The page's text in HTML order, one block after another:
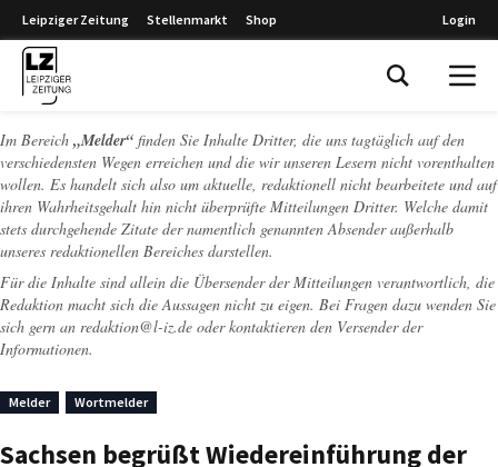
Leipziger Zeitung Stellenmarkt Shop Login
Im Bereich „Melder“ finden Sie Inhalte Dritter, die uns tagtäglich auf den
verschiedensten Wegen erreichen und die wir unseren Lesern nicht vorenthalten
wollen. Es handelt sich also um aktuelle, redaktionell nicht bearbeitete und auf
ihren Wahrheitsgehalt hin nicht überprüfte Mitteilungen Dritter. Welche damit
stets durchgehende Zitate der namentlich genannten Absender außerhalb
unseres redaktionellen Bereiches darstellen.
Für die Inhalte sind allein die Übersender der Mitteilungen verantwortlich, die
Redaktion macht sich die Aussagen nicht zu eigen. Bei Fragen dazu wenden Sie
sich gern an redaktion@l-iz.de oder kontaktieren den Versender der
Informationen.
Melder Wortmelder
Sachsen begrüßt Wiedereinführung der